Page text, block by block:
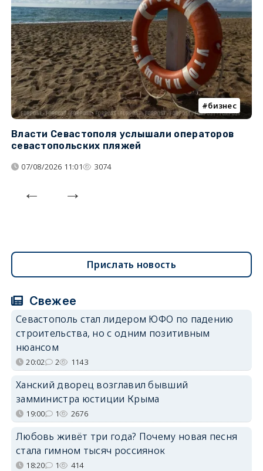
бизнес
Власти Севастополя услышали операторов
севастопольских пляжей
07/08/2026 11:01 3074
Прислать новость
Свежее
Севастополь стал лидером ЮФО по падению
строительства, но с одним позитивным
нюансом
20:02 2 1143
Ханский дворец возглавил бывший
замминистра юстиции Крыма
19:00 1 2676
Любовь живёт три года? Почему новая песня
стала гимном тысяч россиянок
18:20 1 414